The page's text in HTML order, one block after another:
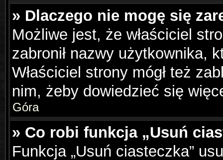
» Dlaczego nie mogę się
Możliwe jest, że właściciel
zabronił nazwy użytkownika,
Właściciel strony mógł też
nim, żeby dowiedzieć się
Góra
» Co robi funkcja „Usuń
Funkcja „Usuń ciasteczka”